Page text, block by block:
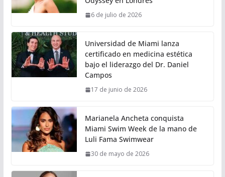
6 de julio de 2026
Universidad de Miami lanza
certificado en medicina estética
bajo el liderazgo del Dr. Daniel
Campos
17 de junio de 2026
Marianela Ancheta conquista
Miami Swim Week de la mano de
Luli Fama Swimwear
30 de mayo de 2026